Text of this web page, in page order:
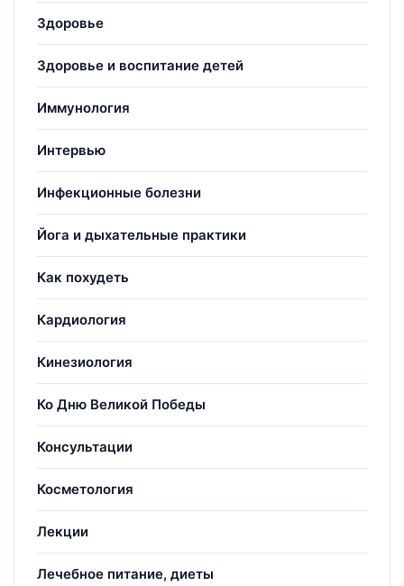
Здоровье
Здоровье и воспитание детей
Иммунология
Интервью
Инфекционные болезни
Йога и дыхательные практики
Как похудеть
Кардиология
Кинезиология
Ко Дню Великой Победы
Консультации
Косметология
Лекции
Лечебное питание, диеты